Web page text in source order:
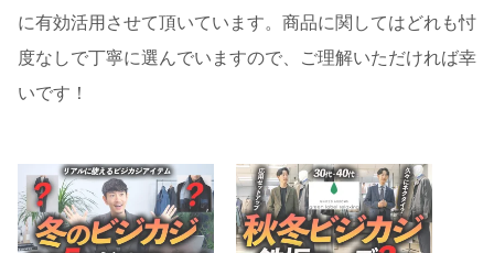
に有効活用させて頂いています。商品に関してはどれも忖
度なしで丁寧に選んでいますので、ご理解いただければ幸
いです！